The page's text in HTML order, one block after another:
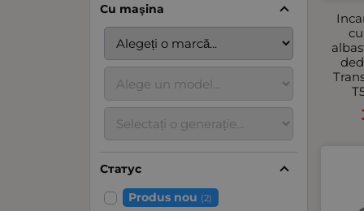
Cu maşina
Статус
Produs nou (2)